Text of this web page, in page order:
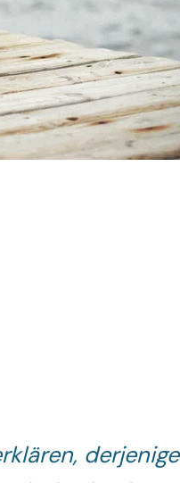
derjenige